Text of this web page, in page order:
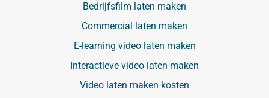
Bedrijfsfilm laten maken
Commercial laten maken
E-learning video laten maken
Interactieve video laten maken
Video laten maken kosten